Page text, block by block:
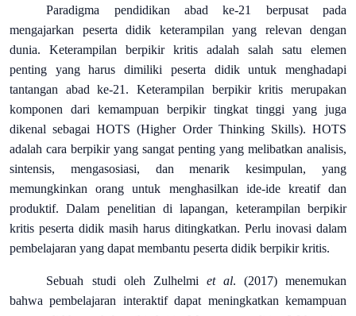
Paradigma pendidikan abad ke-21 berpusat pada
mengajarkan peserta didik keterampilan yang relevan dengan
dunia. Keterampilan berpikir kritis adalah salah satu elemen
penting yang harus dimiliki peserta didik untuk menghadapi
tantangan abad ke-21. Keterampilan berpikir kritis merupakan
komponen dari kemampuan berpikir tingkat tinggi yang juga
dikenal sebagai HOTS (Higher Order Thinking Skills). HOTS
adalah cara berpikir yang sangat penting yang melibatkan analisis,
sintensis, mengasosiasi, dan menarik kesimpulan, yang
memungkinkan orang untuk menghasilkan ide-ide kreatif dan
produktif. Dalam penelitian di lapangan, keterampilan berpikir
kritis peserta didik masih harus ditingkatkan. Perlu inovasi dalam
pembelajaran yang dapat membantu peserta didik berpikir kritis.
Sebuah studi oleh Zulhelmi et al. (2017) menemukan
bahwa pembelajaran interaktif dapat meningkatkan kemampuan